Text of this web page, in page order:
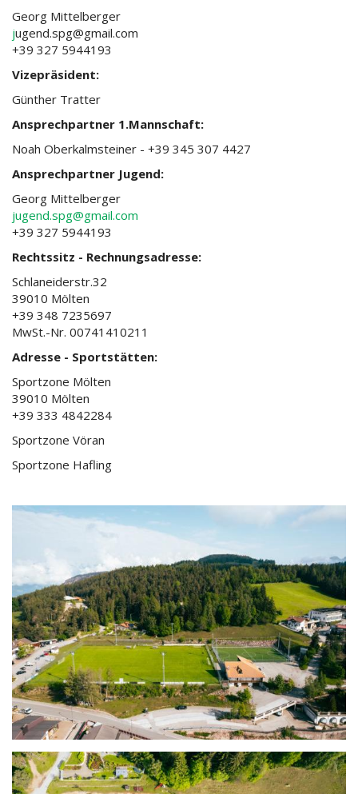
Georg Mittelberger
jugend.spg@gmail.com
+39 327 5944193
Vizepräsident:
Günther Tratter
Ansprechpartner 1.Mannschaft:
Noah Oberkalmsteiner - +39 345 307 4427
Ansprechpartner Jugend:
Georg Mittelberger
jugend.spg@gmail.com
+39 327 5944193
Rechtssitz - Rechnungsadresse:
Schlaneiderstr.32
39010 Mölten
+39 348 7235697
MwSt.-Nr. 00741410211
Adresse - Sportstätten:
Sportzone Mölten
39010 Mölten
+39 333 4842284
Sportzone Vöran
Sportzone Hafling